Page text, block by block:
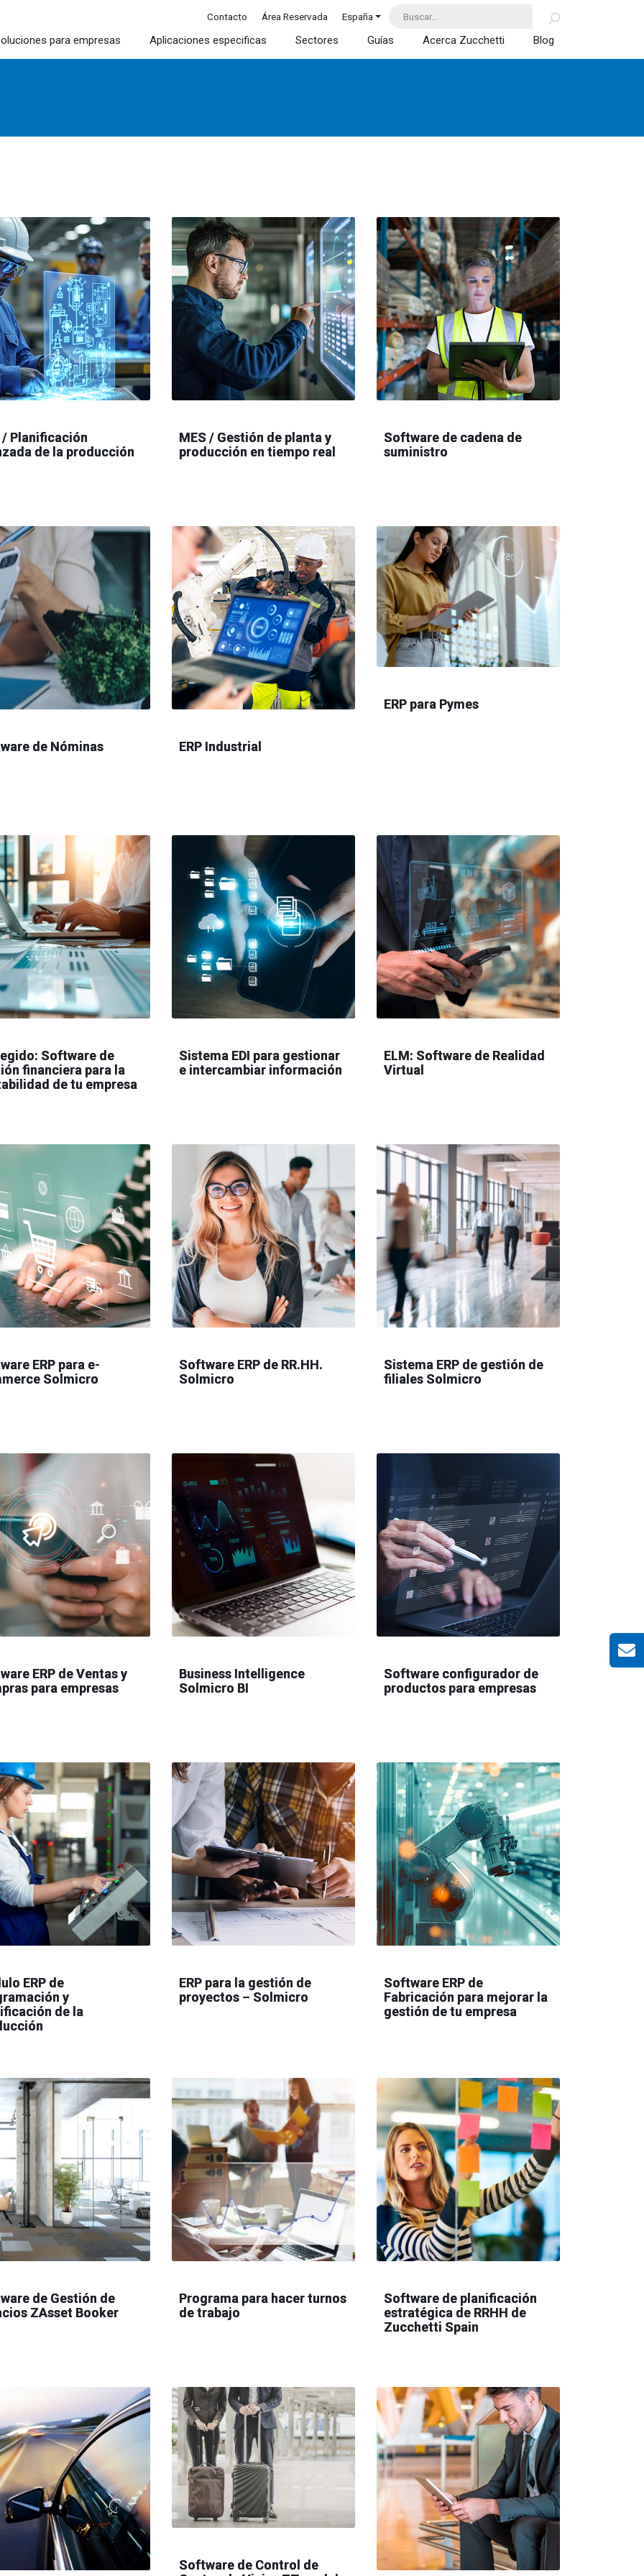
Contacto Área Reservada España
para empresas Aplicaciones especificas Sectores Guías Acerca Zucchetti Blog
/ Planificación
de la producción
MES / Gestión de planta y
producción en tiempo real
Software de cadena de
suministro
de Nóminas ERP Industrial
ERP para Pymes
Software de
financiera para la
de tu empresa
Sistema EDI para gestionar
e intercambiar información
ELM: Software de Realidad
Virtual
ERP para e-
Solmicro
Software ERP de RR.HH.
Solmicro
Sistema ERP de gestión de
filiales Solmicro
ERP de Ventas y
para empresas
Business Intelligence
Solmicro BI
Software configurador de
productos para empresas
ERP de
y
de la
ERP para la gestión de
proyectos – Solmicro
Software ERP de
Fabricación para mejorar la
gestión de tu empresa
de Gestión de
ZAsset Booker
Programa para hacer turnos
de trabajo
Software de planificación
estratégica de RRHH de
Zucchetti Spain
Software de Control de